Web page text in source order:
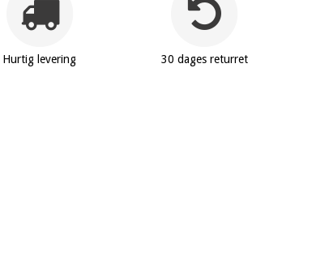
Hurtig levering 30 dages returret